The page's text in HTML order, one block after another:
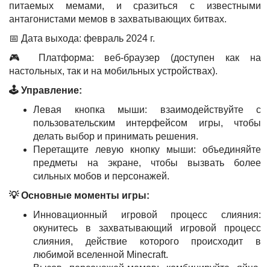
питаемых мемами, и сразиться с известными
антагонистами мемов в захватывающих битвах.
📅 Дата выхода: февраль 2024 г.
🎮 Платформа: веб-браузер (доступен как на
настольных, так и на мобильных устройствах).
🕹️ Управление:
Левая кнопка мыши: взаимодействуйте с
пользовательским интерфейсом игры, чтобы
делать выбор и принимать решения.
Перетащите левую кнопку мыши: объединяйте
предметы на экране, чтобы вызвать более
сильных мобов и персонажей.
💡 Основные моменты игры:
Инновационный игровой процесс слияния:
окунитесь в захватывающий игровой процесс
слияния, действие которого происходит в
любимой вселенной Minecraft.